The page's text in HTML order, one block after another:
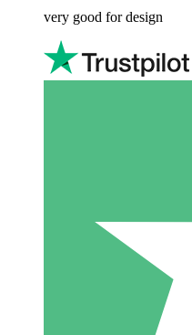
very good for design